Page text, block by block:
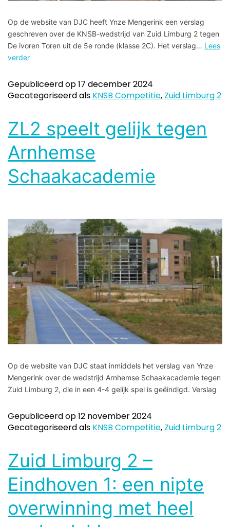
Op de website van DJC heeft Ynze Mengerink een verslag
geschreven over de KNSB-wedstrijd van Zuid Limburg 2 tegen
De ivoren Toren uit de 5e ronde (klasse 2C). Het verslag… Lees
verder
Gepubliceerd op17 december 2024
Gecategoriseerd als KNSB Competitie, Zuid Limburg 2
ZL2 speelt gelijk tegen
Arnhemse
Schaakacademie
Op de website van DJC staat inmiddels het verslag van Ynze
Mengerink over de wedstrijd Arnhemse Schaakacademie tegen
Zuid Limburg 2, die in een 4-4 gelijk spel is geëindigd. Verslag
Gepubliceerd op12 november 2024
Gecategoriseerd als KNSB Competitie, Zuid Limburg 2
Zuid Limburg 2 –
Eindhoven 1: een nipte
overwinning met heel